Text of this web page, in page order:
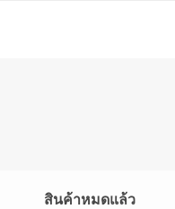
สินค้าหมดแล้ว